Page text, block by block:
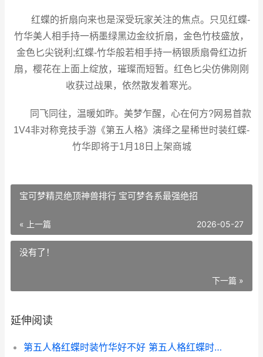
红蝶的折扇向来也是深受玩家关注的焦点。只见红蝶-
竹华美人相手持一柄墨绿黑边金纹折扇，金色竹枝盛放，
金色匕尖锐利;红蝶-竹华般若相手持一柄银质扇骨红边折
扇，樱花在上面上绽放，璀璨而短暂。红色匕尖仿佛刚刚
收获过战果，依然散发着寒光。
同飞同往，温暖如昨。美梦乍醒，心在何方?网易首款
1V4非对称竞技手游《第五人格》演绎之星稀世时装红蝶-
竹华即将于1月18日上架商城
宝可梦精灵绝顶神兽排行 宝可梦各系最强绝招
« 上一篇 2026-05-27
没有了！
下一篇 »
延伸阅读
第五人格红蝶时装竹华好不好 第五人格红蝶时空之影联合狩猎